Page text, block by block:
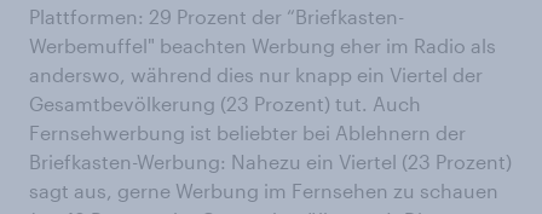
Plattformen: 29 Prozent der “Briefkasten-
Werbemuffel" beachten Werbung eher im Radio als
anderswo, während dies nur knapp ein Viertel der
Gesamtbevölkerung (23 Prozent) tut. Auch
Fernsehwerbung ist beliebter bei Ablehnern der
Briefkasten-Werbung: Nahezu ein Viertel (23 Prozent)
sagt aus, gerne Werbung im Fernsehen zu schauen